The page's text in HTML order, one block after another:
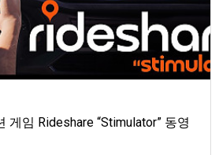
게임 Rideshare “Stimulator” 동영